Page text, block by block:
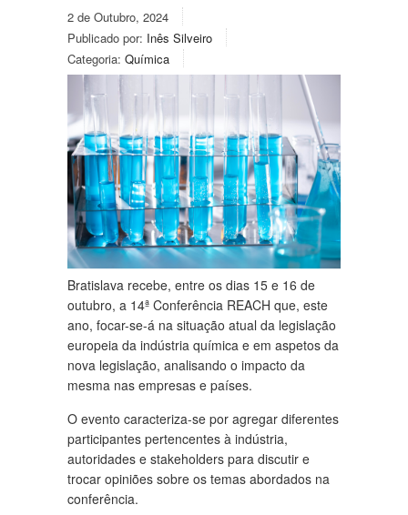
2 de Outubro, 2024
Publicado por: Inês Silveiro
Categoria: Química
Bratislava recebe, entre os dias 15 e 16 de
outubro, a 14ª Conferência REACH que, este
ano, focar-se-á na situação atual da legislação
europeia da indústria química e em aspetos da
nova legislação, analisando o impacto da
mesma nas empresas e países.
O evento caracteriza-se por agregar diferentes
participantes pertencentes à indústria,
autoridades e stakeholders para discutir e
trocar opiniões sobre os temas abordados na
conferência.